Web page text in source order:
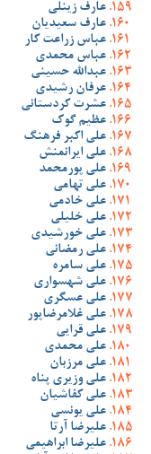
عارف زینلی
عارف سعیدیان
عباس زراعت کار
عباس محمدی
عبدالله حسینی
عرفان رشیدی
عشرت کردستانی
عظیم گوک
علی اکبر فرهنگ
علی ایرانمنش
علی پورمحمد
علی تهامی
علی خادمی
علی خلیلی
علی خورشیدی
علی رمضانی
علی سامره
علی شهسواری
علی عسگری
علی غلامرضاپور
علی قرایی
علی محمدی
علی مرزبان
علی وزیری پناه
علی کفاشیان
علی یونسی
علیرضا آرتا
علیرضا ابراهیمی